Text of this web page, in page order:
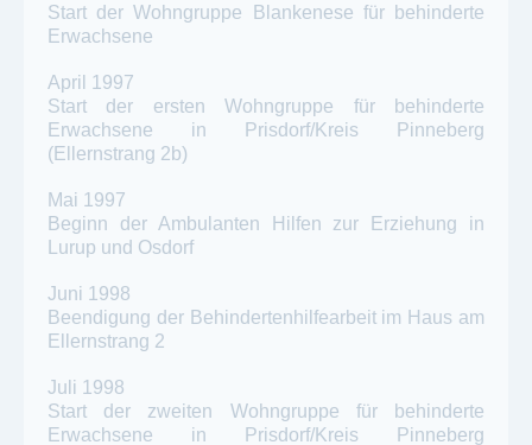
Start der Wohngruppe Blankenese für behinderte
Erwachsene
April 1997
Start der ersten Wohngruppe für behinderte
Erwachsene in Prisdorf/Kreis Pinneberg
(Ellernstrang 2b)
Mai 1997
Beginn der Ambulanten Hilfen zur Erziehung in
Lurup und Osdorf
Juni 1998
Beendigung der Behindertenhilfearbeit im Haus am
Ellernstrang 2
Juli 1998
Start der zweiten Wohngruppe für behinderte
Erwachsene in Prisdorf/Kreis Pinneberg